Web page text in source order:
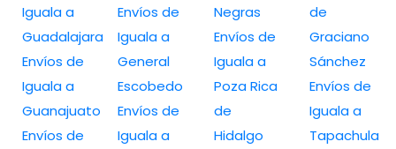
Iguala a
Guadalajara
Envíos de
Iguala a
Guanajuato
Envíos de
Envíos de
Iguala a
General
Escobedo
Envíos de
Iguala a
Negras
Envíos de
Iguala a
Poza Rica
de
Hidalgo
de
Graciano
Sánchez
Envíos de
Iguala a
Tapachula